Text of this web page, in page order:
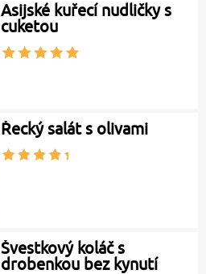
Asijské kuřecí nudličky s
cuketou
Řecký salát s olivami
Švestkový koláč s
drobenkou bez kynutí